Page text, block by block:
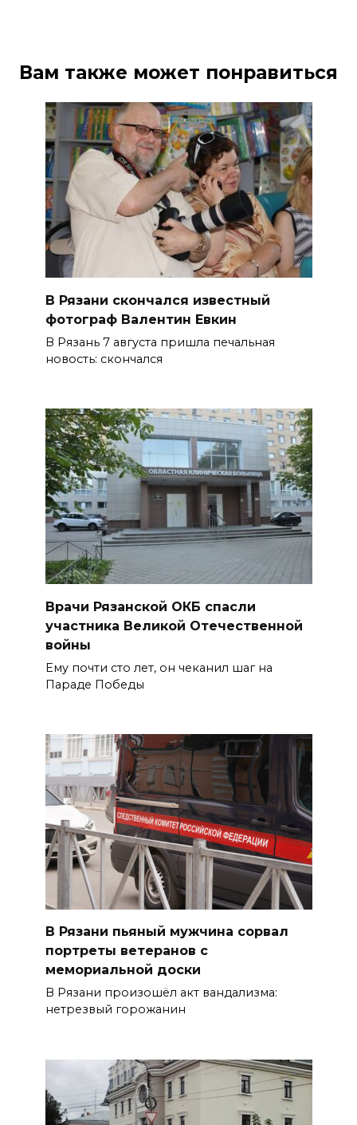
Вам также может понравиться
В Рязани скончался известный
фотограф Валентин Евкин
В Рязань 7 августа пришла печальная
новость: скончался
Врачи Рязанской ОКБ спасли
участника Великой Отечественной
войны
Ему почти сто лет, он чеканил шаг на
Параде Победы
В Рязани пьяный мужчина сорвал
портреты ветеранов с
мемориальной доски
В Рязани произошёл акт вандализма:
нетрезвый горожанин